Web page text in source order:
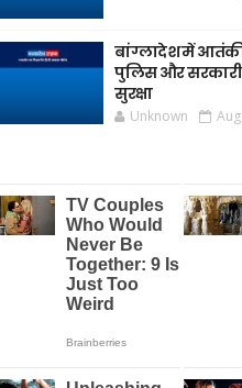
बांग्लादेश में
पुलिस और सरकारी
सुरक्षा
Unknown